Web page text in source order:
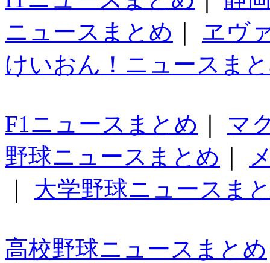
ニュースまとめ
ヱヴ
けいおん！ニュースま
F1ニュースまとめ
マ
野球ニュースまとめ
大学野球ニュースま
高校野球ニュースまとめ